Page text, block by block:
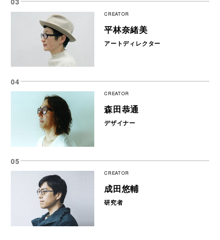
CREATOR
平林奈緒美
アートディレクター
CREATOR
森田恭通
デザイナー
CREATOR
成田悠輔
研究者